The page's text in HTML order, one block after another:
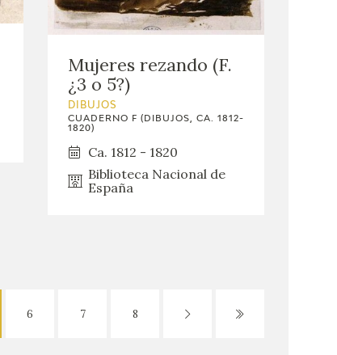
Mujeres rezando (F.
¿3 o 5?)
DIBUJOS
CUADERNO F (DIBUJOS, CA. 1812-
1820)
Ca. 1812 - 1820
Biblioteca Nacional de
España
6 7 8